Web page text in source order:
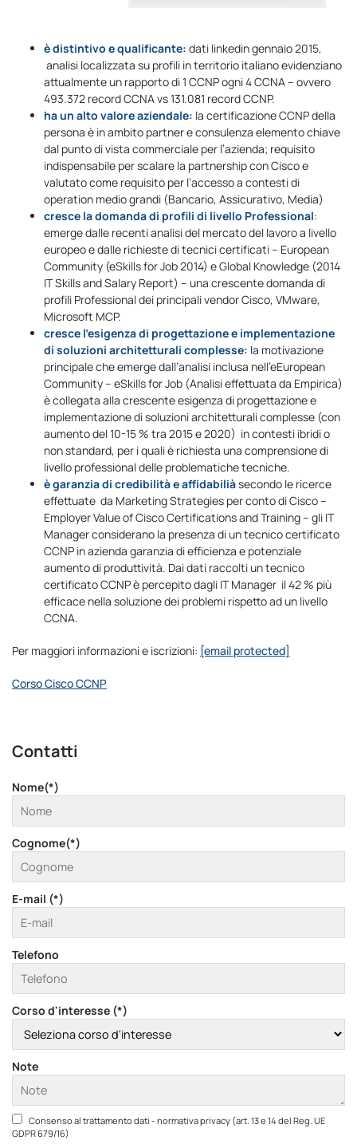
è distintivo e qualificante: dati linkedin gennaio 2015,
analisi localizzata su profili in territorio italiano evidenziano
attualmente un rapporto di 1 CCNP ogni 4 CCNA – ovvero
493.372 record CCNA vs 131.081 record CCNP.
ha un alto valore aziendale: la certificazione CCNP della
persona è in ambito partner e consulenza elemento chiave
dal punto di vista commerciale per l’azienda; requisito
indispensabile per scalare la partnership con Cisco e
valutato come requisito per l’accesso a contesti di
operation medio grandi (Bancario, Assicurativo, Media)
cresce la domanda di profili di livello Professional:
emerge dalle recenti analisi del mercato del lavoro a livello
europeo e dalle richieste di tecnici certificati – European
Community (eSkills for Job 2014) e Global Knowledge (2014
IT Skills and Salary Report) – una crescente domanda di
profili Professional dei principali vendor Cisco, VMware,
Microsoft MCP.
cresce l’esigenza di progettazione e implementazione
di soluzioni architetturali complesse: la motivazione
principale che emerge dall’analisi inclusa nell’eEuropean
Community – eSkills for Job (Analisi effettuata da Empirica)
è collegata alla crescente esigenza di progettazione e
implementazione di soluzioni architetturali complesse (con
aumento del 10-15 % tra 2015 e 2020) in contesti ibridi o
non standard, per i quali è richiesta una comprensione di
livello professional delle problematiche tecniche.
è garanzia di credibilità e affidabiliàsecondo le ricerce
effettuate da Marketing Strategies per conto di Cisco –
Employer Value of Cisco Certifications and Training – gli IT
Manager considerano la presenza di un tecnico certificato
CCNP in azienda garanzia di efficienza e potenziale
aumento di produttività. Dai dati raccolti un tecnico
certificato CCNP è percepito dagli IT Manager il 42 % più
efficace nella soluzione dei problemi rispetto ad un livello
CCNA.
Per maggiori informazioni e iscrizioni: [email protected]
Corso Cisco CCNP
Contatti
Nome(*)
Cognome(*)
E-mail (*)
Telefono
Corso d'interesse (*)
Note
Consenso al trattamento dati - normativa privacy (art. 13 e 14 del Reg. UE
GDPR 679/16)